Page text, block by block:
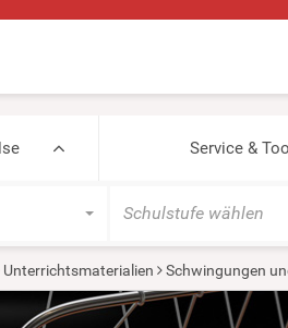
Service &
Schulstufe wählen
Unterrichtsmaterialien Schwingungen